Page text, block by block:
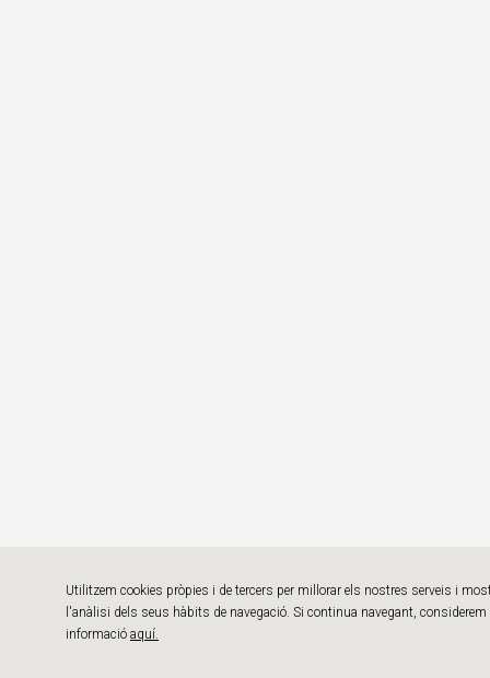
Utilitzem cookies pròpies i de tercers per millorar els nostres serveis i
l'anàlisi dels seus hàbits de navegació. Si continua navegant,
informació aquí.